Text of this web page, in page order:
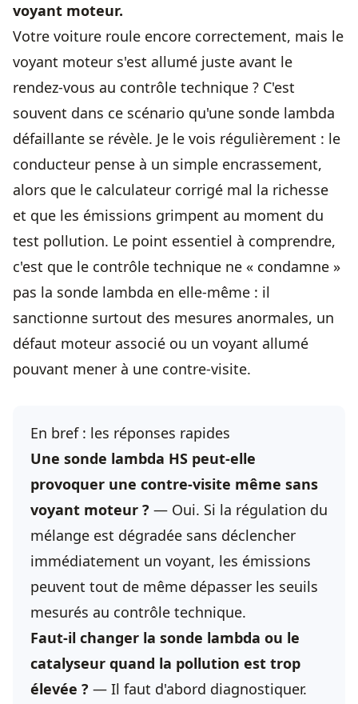
voyant moteur.
Votre voiture roule encore correctement, mais le
voyant moteur s'est allumé juste avant le
rendez-vous au contrôle technique ? C'est
souvent dans ce scénario qu'une sonde lambda
défaillante se révèle. Je le vois régulièrement : le
conducteur pense à un simple encrassement,
alors que le calculateur corrigé mal la richesse
et que les émissions grimpent au moment du
test pollution. Le point essentiel à comprendre,
c'est que le contrôle technique ne « condamne »
pas la sonde lambda en elle-même : il
sanctionne surtout des mesures anormales, un
défaut moteur associé ou un voyant allumé
pouvant mener à une contre-visite.
En bref : les réponses rapides
Une sonde lambda HS peut-elle
provoquer une contre-visite même sans
voyant moteur ? — Oui. Si la régulation du
mélange est dégradée sans déclencher
immédiatement un voyant, les émissions
peuvent tout de même dépasser les seuils
mesurés au contrôle technique.
Faut-il changer la sonde lambda ou le
catalyseur quand la pollution est trop
élevée ? — Il faut d'abord diagnostiquer.